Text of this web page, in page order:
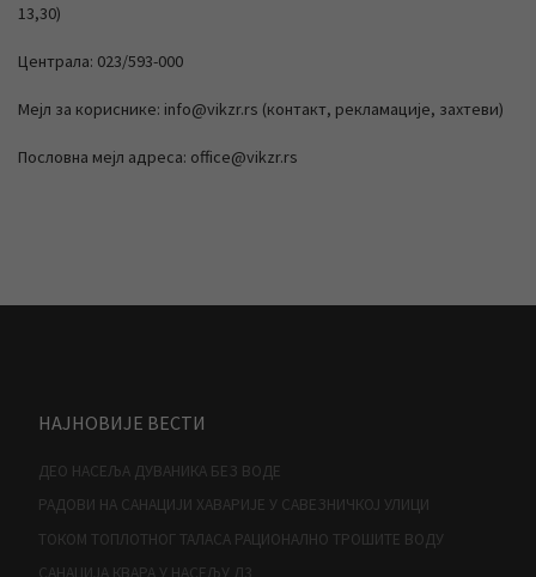
13,30)
Централа: 023/593-000
Мејл за кориснике: info@vikzr.rs (контакт, рекламације, захтеви)
Пословна мејл адреса: office@vikzr.rs
НАЈНОВИЈЕ ВЕСТИ
ДЕО НАСЕЉА ДУВАНИКА БЕЗ ВОДЕ
РАДОВИ НА САНАЦИЈИ ХАВАРИЈЕ У САВЕЗНИЧКОЈ УЛИЦИ
ТОКОМ ТОПЛОТНОГ ТАЛАСА РАЦИОНАЛНО ТРОШИТЕ ВОДУ
САНАЦИЈА КВАРА У НАСЕЉУ Д3